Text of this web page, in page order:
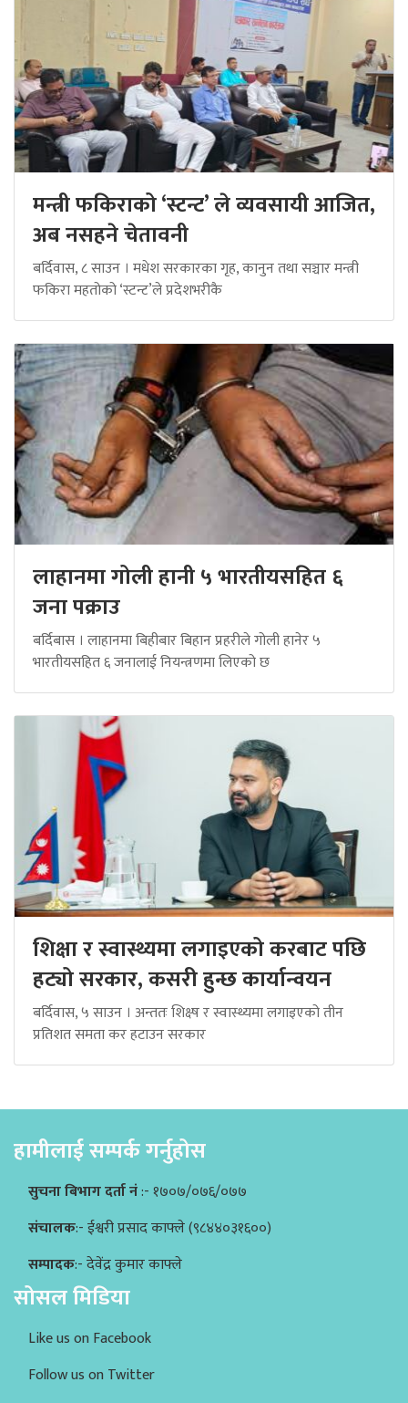
मन्त्री फकिराको ‘स्टन्ट’ ले व्यवसायी आजित,
अब नसहने चेतावनी
बर्दिवास, ८ साउन । मधेश सरकारका गृह, कानुन तथा सञ्चार मन्त्री
फकिरा महतोको ‘स्टन्ट’ले प्रदेशभरीकै
लाहानमा गोली हानी ५ भारतीयसहित ६
जना पक्राउ
बर्दिबास । लाहानमा बिहीबार बिहान प्रहरीले गोली हानेर ५
भारतीयसहित ६ जनालाई नियन्त्रणमा लिएको छ
शिक्षा र स्वास्थ्यमा लगाइएको करबाट पछि
हट्यो सरकार, कसरी हुन्छ कार्यान्वयन
बर्दिवास, ५ साउन । अन्ततः शिक्ष्ष र स्वास्थ्यमा लगाइएको तीन
प्रतिशत समता कर हटाउन सरकार
हामीलाई सम्पर्क गर्नुहोस
सुचना बिभाग दर्ता नं:- १७०७/०७६/०७७
संचालक:- ईश्वरी प्रसाद काफ्ले (९८४४०३१६००)
सम्पादक:- देवेंद्र कुमार काफ्ले
सोसल मिडिया
Like us on Facebook
Follow us on Twitter